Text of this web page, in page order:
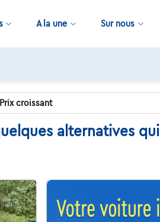
A la une Sur nous
alternatives qui